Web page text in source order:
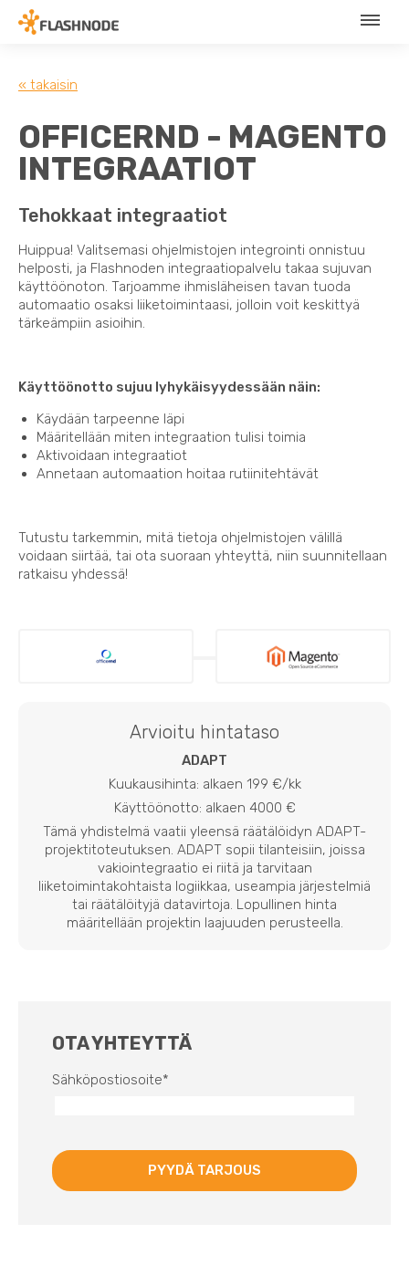
« takaisin
OFFICERND - MAGENTO
INTEGRAATIOT
Tehokkaat integraatiot
Huippua! Valitsemasi ohjelmistojen integrointi onnistuu
helposti, ja Flashnoden integraatiopalvelu takaa sujuvan
käyttöönoton. Tarjoamme ihmisläheisen tavan tuoda
automaatio osaksi liiketoimintaasi, jolloin voit keskittyä
tärkeämpiin asioihin.
Käyttöönotto sujuu lyhykäisyydessään näin:
Käydään tarpeenne läpi
Määritellään miten integraation tulisi toimia
Aktivoidaan integraatiot
Annetaan automaation hoitaa rutiinitehtävät
Tutustu tarkemmin, mitä tietoja ohjelmistojen välillä
voidaan siirtää, tai ota suoraan yhteyttä, niin suunnitellaan
ratkaisu yhdessä!
Arvioitu hintataso
ADAPT
Kuukausihinta: alkaen 199 €/kk
Käyttöönotto: alkaen 4000 €
Tämä yhdistelmä vaatii yleensä räätälöidyn ADAPT-
projektitoteutuksen. ADAPT sopii tilanteisiin, joissa
vakiointegraatio ei riitä ja tarvitaan
liiketoimintakohtaista logiikkaa, useampia järjestelmiä
tai räätälöityjä datavirtoja. Lopullinen hinta
määritellään projektin laajuuden perusteella.
OTA YHTEYTTÄ
Sähköpostiosoite*